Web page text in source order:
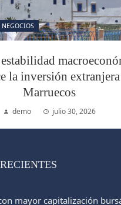
NEGOCIOS
la inversión extranjera
Marruecos
demo julio 30, 2026
mayor capitalización